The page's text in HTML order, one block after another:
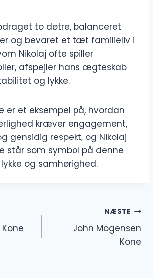
to døtre, balanceret
og bevaret et tæt familieliv i
Nikolaj ofte spiller
afspejler hans ægteskab
og lykke.
er et eksempel på, hvordan
kræver engagement,
gensidig respekt, og Nikolaj
står som symbol på denne
og samhørighed.
Kone
NÆSTE
John Mogensen
Kone